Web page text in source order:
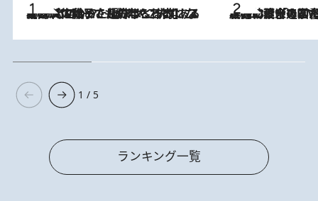
2026.8.5
【阿川佐和子さんの年とる力】なぜ70代で始めた趣味は“こんなに楽しい”のか？ ピアノ、俳句…スランプに陥っても続けられる“ある秘訣”とは 2026.8.3
慶應幼稚舎の図書室からテレビの世界に飛び込んだ阿川佐和子（72）
1 / 5
ランキング一覧